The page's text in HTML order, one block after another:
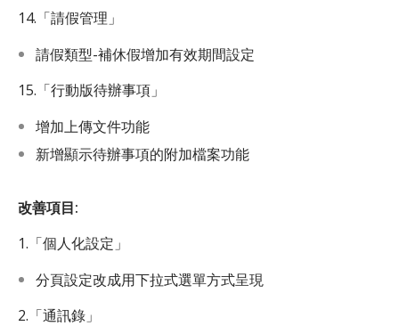
14.「請假管理」
請假類型-補休假增加有效期間設定
15.「行動版待辦事項」
增加上傳文件功能
新增顯示待辦事項的附加檔案功能
改善項目:
1.「個人化設定」
分頁設定改成用下拉式選單方式呈現
2.「通訊錄」